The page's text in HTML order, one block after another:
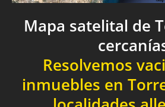
Mapa satelital de
Resolvemos
inmuebles en